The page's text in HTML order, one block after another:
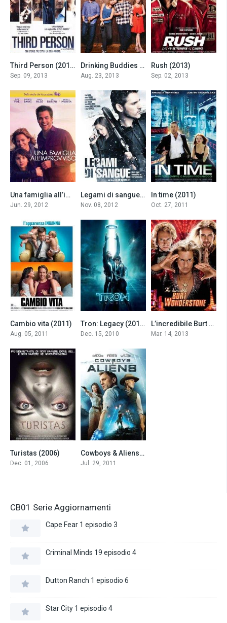
6.4Third Person (2013)
Sep. 09, 2013
6.1Drinking Buddies – Amici di bevuta (2013)
Aug. 23, 2013
Rush (2013)
Sep. 02, 2013
7.1
Una famiglia all’improvviso (2012)
Jun. 29, 2012
6.3Legami di sangue (2012)
Nov. 08, 2012
In time (2011)
Oct. 27, 2011
6.3
Cambio vita (2011)
Aug. 05, 2011
6.8Tron: Legacy (2010)
Dec. 15, 2010
5.9L’incredibile Burt Wonderstone (2013)
Mar. 14, 2013
Turistas (2006)
Dec. 01, 2006
6.0Cowboys & Aliens (2011)
Jul. 29, 2011
CB01 Serie Aggiornamenti
Cape Fear 1 episodio 3
Criminal Minds 19 episodio 4
Dutton Ranch 1 episodio 6
Star City 1 episodio 4